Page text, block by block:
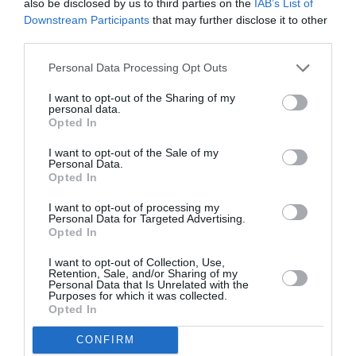
also be disclosed by us to third parties on the IAB’s List of
Downstream Participants that may further disclose it to other
Personal Data Processing Opt Outs
I want to opt-out of the Sharing of my
personal data.
Opted In
I want to opt-out of the Sale of my
Personal Data.
Opted In
I want to opt-out of processing my
Personal Data for Targeted Advertising.
Opted In
I want to opt-out of Collection, Use,
Retention, Sale, and/or Sharing of my
Personal Data that Is Unrelated with the
Purposes for which it was collected.
Opted In
CONFIRM
Tags
KAPOPOULOS FINE ARTS
ΓΚΑΛΕΡΙ ΤΕΧΝΗΣ - ΑΙΘΟΥΣΕΣ ΤΕΧΝΗΣ
ΕΙΚΑΣΤΙΚΕΣ ΕΚΘΕΣΕΙΣ
ΕΚΘΕΣΗ ΖΩΓΡΑΦΙΚΗΣ
Newsletter
την Τέχνη και τον Πολιτισμό!